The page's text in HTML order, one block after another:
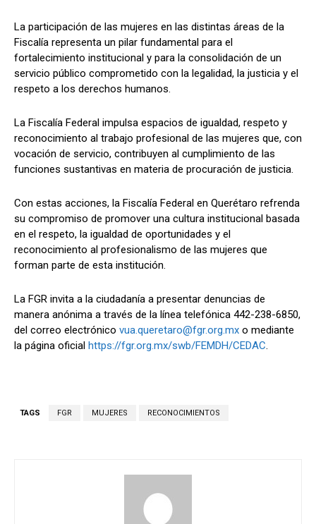
La participación de las mujeres en las distintas áreas de la
Fiscalía representa un pilar fundamental para el
fortalecimiento institucional y para la consolidación de un
servicio público comprometido con la legalidad, la justicia y el
respeto a los derechos humanos.
La Fiscalía Federal impulsa espacios de igualdad, respeto y
reconocimiento al trabajo profesional de las mujeres que, con
vocación de servicio, contribuyen al cumplimiento de las
funciones sustantivas en materia de procuración de justicia.
Con estas acciones, la Fiscalía Federal en Querétaro refrenda
su compromiso de promover una cultura institucional basada
en el respeto, la igualdad de oportunidades y el
reconocimiento al profesionalismo de las mujeres que
forman parte de esta institución.
La FGR invita a la ciudadanía a presentar denuncias de
manera anónima a través de la línea telefónica 442-238-6850,
del correo electrónico vua.queretaro@fgr.org.mx o mediante
la página oficial https://fgr.org.mx/swb/FEMDH/CEDAC.
TAGS FGR MUJERES RECONOCIMIENTOS